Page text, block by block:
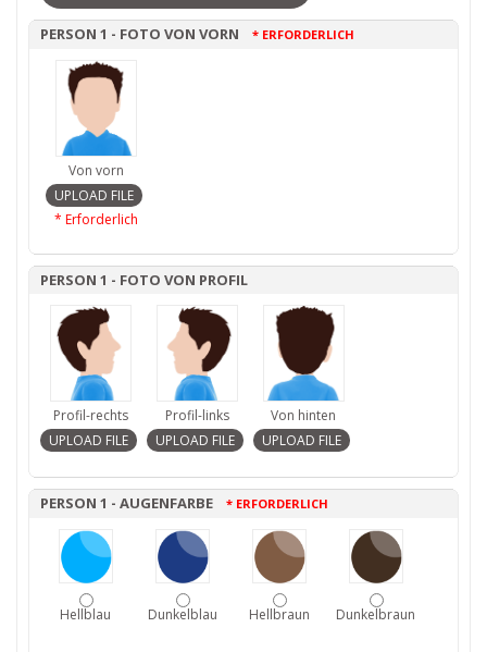
PERSON 1 - FOTO VON VORN * ERFORDERLICH
Von vorn
* Erforderlich
PERSON 1 - FOTO VON PROFIL
Profil-rechts Profil-links Von hinten
PERSON 1 - AUGENFARBE * ERFORDERLICH
Hellblau Dunkelblau Hellbraun Dunkelbraun